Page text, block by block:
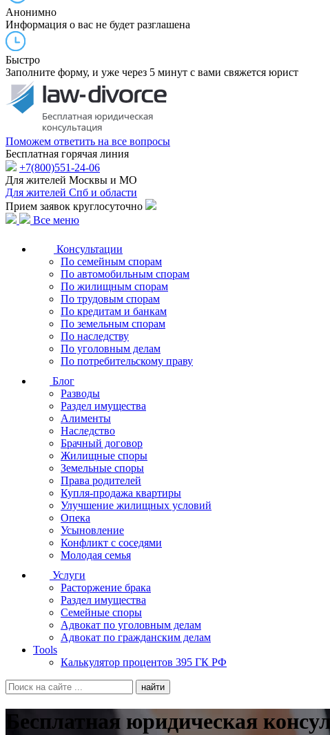
Анонимно
Информация о вас не будет разглашена
Быстро
Заполните форму, и уже через 5 минут с вами свяжется юрист
Поможем ответить на все вопросы
Бесплатная горячая линия
+7(800)551-24-06
Для жителей Москвы и МО
Для жителей Спб и области
Прием заявок круглосуточно
Все меню
Консультации
По семейным спорам
По автомобильным спорам
По жилищным спорам
По трудовым спорам
По кредитам и банкам
По земельным спорам
По наследству
По уголовным делам
По потребительскому праву
Блог
Разводы
Раздел имущества
Алименты
Наследство
Брачный договор
Жилищные споры
Земельные споры
Права родителей
Купля-продажа квартиры
Улучшение жилищных условий
Опека
Усыновление
Конфликт с соседями
Молодая семья
Услуги
Расторжение брака
Раздел имущества
Семейные споры
Адвокат по уголовным делам
Адвокат по гражданским делам
Tools
Калькулятор процентов 395 ГК РФ
Бесплатная юридическая